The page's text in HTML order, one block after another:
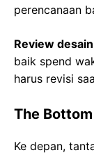
perencanaan
Review
baik spend
harus revisi
The
Ke depan,